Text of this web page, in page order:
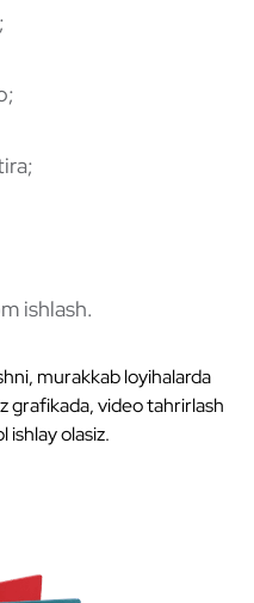
ishlash.
murakkab loyihalarda
grafikada, video tahrirlash
olasiz.